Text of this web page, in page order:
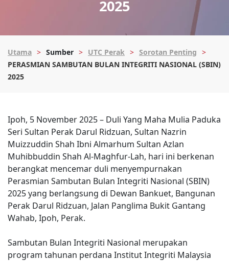
2025
Utama Sumber UTC Perak
Sorotan Penting
PERASMIAN SAMBUTAN BULAN INTEGRITI NASIONAL (SBIN)
2025
Ipoh, 5 November 2025 – Duli Yang Maha Mulia Paduka
Seri Sultan Perak Darul Ridzuan, Sultan Nazrin
Muizzuddin Shah Ibni Almarhum Sultan Azlan
Muhibbuddin Shah Al-Maghfur-Lah, hari ini berkenan
berangkat mencemar duli menyempurnakan
Perasmian Sambutan Bulan Integriti Nasional (SBIN)
2025 yang berlangsung di Dewan Bankuet, Bangunan
Perak Darul Ridzuan, Jalan Panglima Bukit Gantang
Wahab, Ipoh, Perak.
Sambutan Bulan Integriti Nasional merupakan
program tahunan perdana Institut Integriti Malaysia